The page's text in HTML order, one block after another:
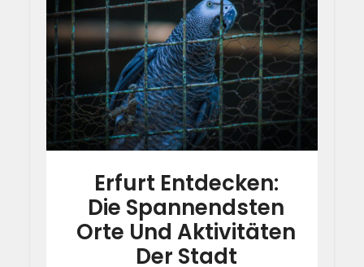
Erfurt Entdecken:
Die Spannendsten
Orte Und Aktivitäten
Der Stadt